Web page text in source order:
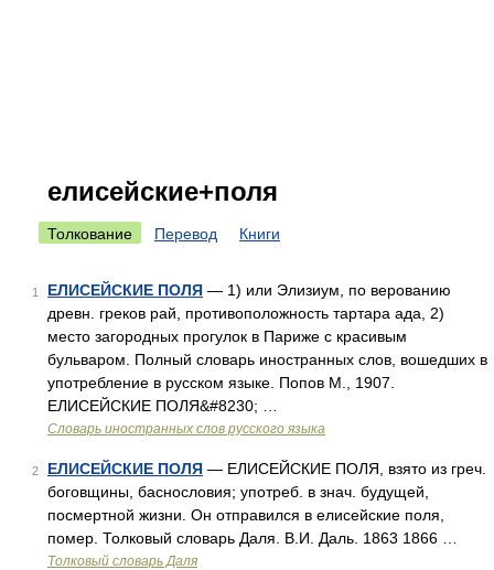
елисейские+поля
Толкование Перевод Книги
1 ЕЛИСЕЙСКИЕ ПОЛЯ — 1) или Элизиум, по верованию
древн. греков рай, противоположность тартара ада, 2)
место загородных прогулок в Париже с красивым
бульваром. Полный словарь иностранных слов, вошедших в
употребление в русском языке. Попов М., 1907.
ЕЛИСЕЙСКИЕ ПОЛЯ&#8230; …
Словарь иностранных слов русского языка
2 ЕЛИСЕЙСКИЕ ПОЛЯ — ЕЛИСЕЙСКИЕ ПОЛЯ, взято из греч.
боговщины, баснословия; употреб. в знач. будущей,
посмертной жизни. Он отправился в елисейские поля,
помер. Толковый словарь Даля. В.И. Даль. 1863 1866 …
Толковый словарь Даля